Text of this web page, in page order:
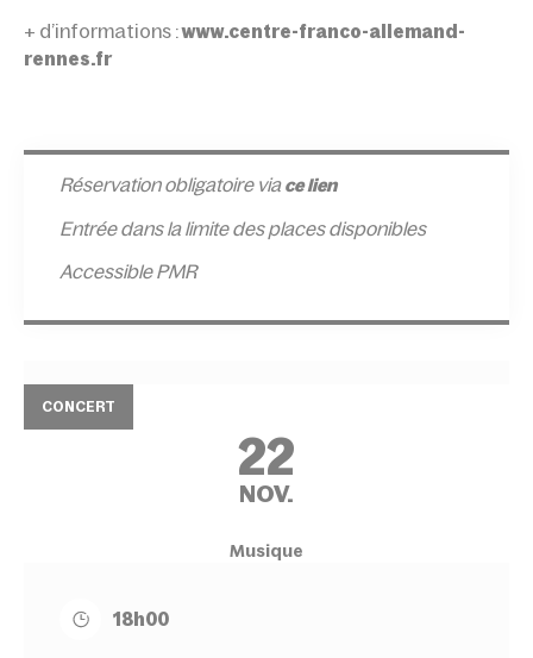
+ d’informations :www.centre-franco-allemand-
rennes.fr
Réservation obligatoire viace lien
Entréedans la limite des places disponibles
Accessible PMR
CONCERT
22
NOV.
Musique
18h00